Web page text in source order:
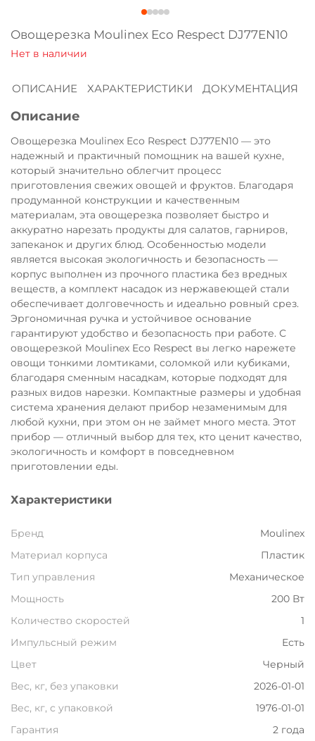
Овощерезка Moulinex Eco Respect DJ77EN10
ОПИСАНИЕ ХАРАКТЕРИСТИКИ ДОКУМЕНТАЦИЯ
Описание
Овощерезка Moulinex Eco Respect DJ77EN10 — это
надежный и практичный помощник на вашей кухне,
который значительно облегчит процесс
приготовления свежих овощей и фруктов. Благодаря
продуманной конструкции и качественным
материалам, эта овощерезка позволяет быстро и
аккуратно нарезать продукты для салатов, гарниров,
запеканок и других блюд. Особенностью модели
является высокая экологичность и безопасность —
корпус выполнен из прочного пластика без вредных
веществ, а комплект насадок из нержавеющей стали
обеспечивает долговечность и идеально ровный срез.
Эргономичная ручка и устойчивое основание
гарантируют удобство и безопасность при работе. С
овощерезкой Moulinex Eco Respect вы легко нарежете
овощи тонкими ломтиками, соломкой или кубиками,
благодаря сменным насадкам, которые подходят для
разных видов нарезки. Компактные размеры и удобная
система хранения делают прибор незаменимым для
любой кухни, при этом он не займет много места. Этот
прибор — отличный выбор для тех, кто ценит качество,
экологичность и комфорт в повседневном
приготовлении еды.
Характеристики
Бренд
Moulinex
Материал корпуса
Пластик
Тип управления
Механическое
Мощность
200 Вт
Количество скоростей
1
Импульсный режим
Есть
Цвет
Черный
Вес, кг, без упаковки
2026-01-01
Вес, кг, с упаковкой
1976-01-01
Гарантия
2 года
Оплачивайте сегодня только
% картой
любого банка
Получайте товар
Оставшиеся75% будут
списываться с вашей карты
по25%каждые 2 недели
Подробнее
об оплате Плайтом
25
раз в 2 недели
Остались вопросы?
8 800 302-02-51
plait.ru